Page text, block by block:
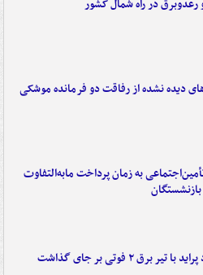
رعدوبرق در راه شمال کشور
دیده نشده از رفاقت دو فرمانده‌ موشکی
به زمان پرداخت مابه‌التفاوت
تیر برق ۲ فوتی بر جای گذاشت